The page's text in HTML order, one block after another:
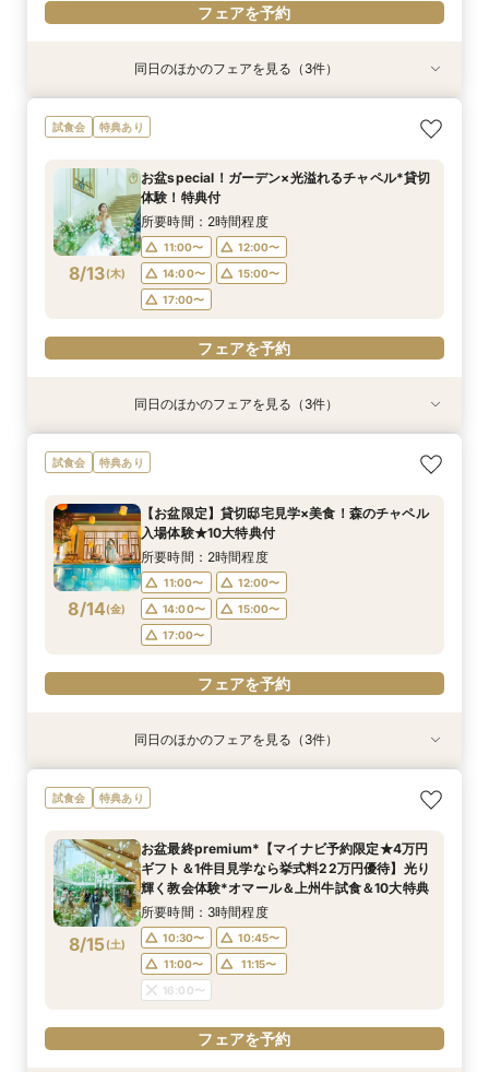
フェアを予約
特典あり
8/12(水)
【少人数W】貸切邸宅でアットホームW×限定プ
ラン＆衣装優待付
11:00〜
15:00〜
フェアを予約
8/12(水)
限定1組★マタニティ限定特典＆”安心”見積相談
×森のチャペル
11:00〜
15:00〜
フェアを予約
8/12(水)
【オンライン相談会】遠方・見学前に自宅でOK#
見積&会場紹介
12:00〜
16:00〜
フェアを予約
同日のほかのフェアを見る（3件）
試食会 特典あり
8/13(木)
お盆special！ガーデン×光溢れるチャペル*貸切
体験！特典付
所要時間：2時間程度
11:00〜
12:00〜
14:00〜
15:00〜
17:00〜
フェアを予約
特典あり
8/13(木)
【少人数W】貸切邸宅でアットホームW×限定プ
ラン＆衣装優待付
11:00〜
12:00〜
15:00〜
フェアを予約
8/13(木)
限定1組★マタニティ限定特典＆”安心”見積相談
×森のチャペル
11:00〜
12:00〜
15:00〜
フェアを予約
8/13(木)
【オンライン相談会】遠方・見学前に自宅でOK#
見積&会場紹介
12:00〜
14:00〜
16:00〜
フェアを予約
同日のほかのフェアを見る（3件）
試食会 特典あり
8/14(金)
【お盆限定】貸切邸宅見学×美食！森のチャペル
入場体験★10大特典付
所要時間：2時間程度
11:00〜
12:00〜
14:00〜
15:00〜
17:00〜
フェアを予約
特典あり
8/14(金)
【少人数W】貸切邸宅でアットホームW×限定プ
ラン＆衣装優待付
11:00〜
12:00〜
15:00〜
フェアを予約
8/14(金)
限定1組★マタニティ限定特典＆”安心”見積相談
×森のチャペル
11:00〜
12:00〜
15:00〜
フェアを予約
8/14(金)
【オンライン相談会】遠方・見学前に自宅でOK#
見積&会場紹介
12:00〜
14:00〜
16:00〜
フェアを予約
同日のほかのフェアを見る（3件）
試食会 特典あり
8/15(土)
お盆最終premium*【マイナビ予約限定★4万円
ギフト＆1件目見学なら挙式料22万円優待】光り
輝く教会体験*オマール＆上州牛試食＆10大特典
所要時間：3時間程度
10:30〜
10:45〜
11:00〜
11:15〜
16:00〜
フェアを予約